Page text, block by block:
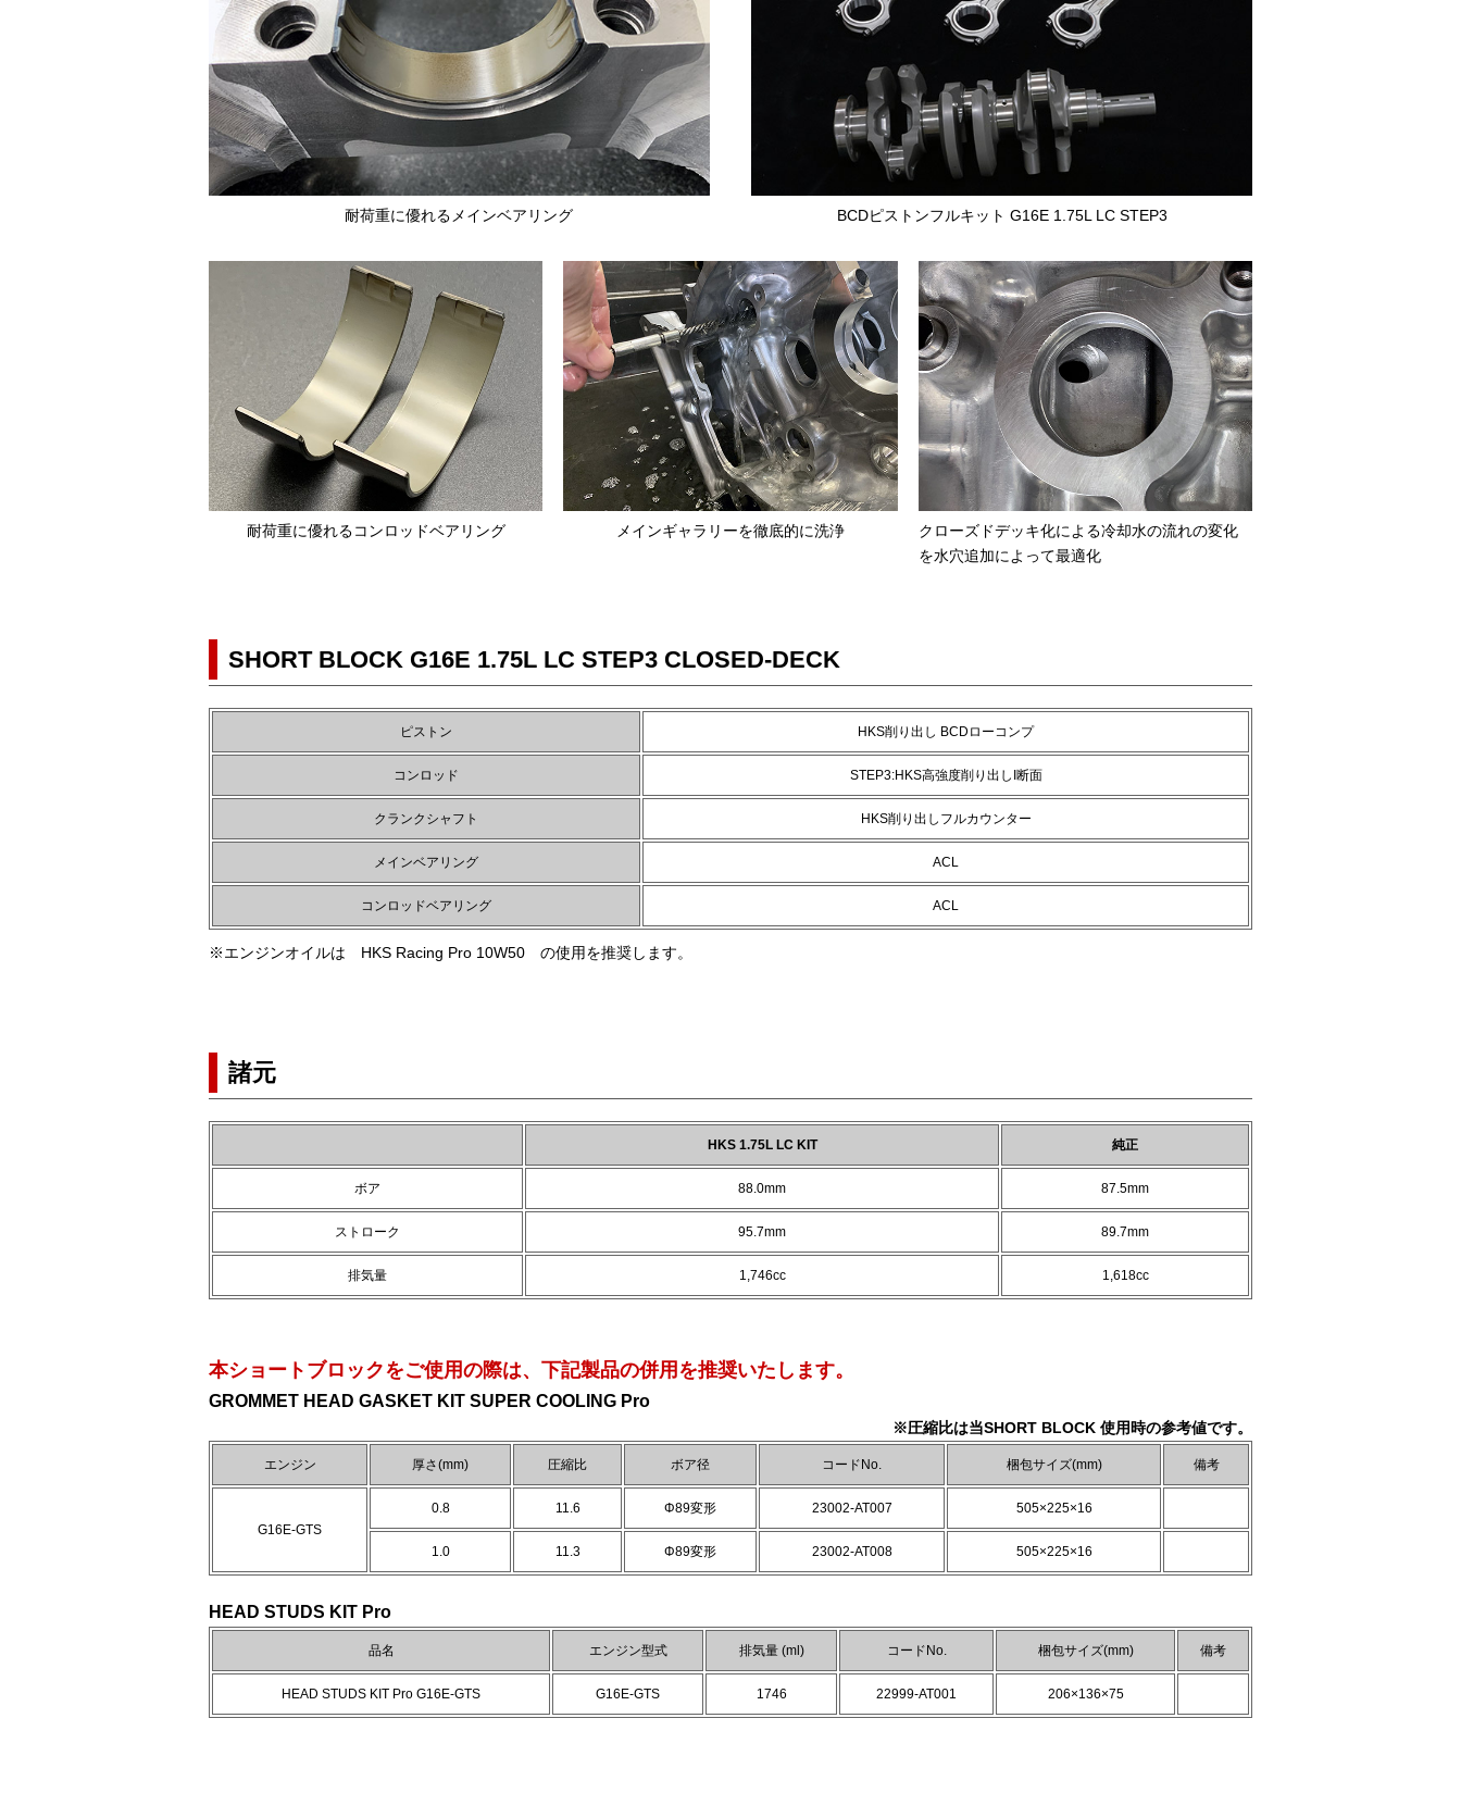
耐荷重に優れるメインベアリング BCDピストンフルキット G16E 1.75L LC STEP3
耐荷重に優れるコンロッドベアリング メインギャラリーを徹底的に洗浄
クローズドデッキ化による冷却水の流れの変化
を水穴追加によって最適化
SHORT BLOCK G16E 1.75L LC STEP3 CLOSED-DECK
ピストン HKS削り出し BCDローコンプ
コンロッド STEP3:HKS高強度削り出しI断面
クランクシャフト HKS削り出しフルカウンター
メインベアリング ACL
コンロッドベアリング ACL
※エンジンオイルは HKS Racing Pro 10W50 の使用を推奨します。
諸元
HKS 1.75L LC KIT 純正
ボア 88.0mm 87.5mm
ストローク 95.7mm 89.7mm
排気量 1,746cc 1,618cc
本ショートブロックをご使用の際は、下記製品の併用を推奨いたします。
GROMMET HEAD GASKET KIT SUPER COOLING Pro
※圧縮比は当SHORT BLOCK 使用時の参考値です。
エンジン 厚さ(mm) 圧縮比 ボア径 コードNo. 梱包サイズ(mm) 備考
G16E-GTS
0.8 11.6 Φ89変形 23002-AT007 505×225×16
1.0 11.3 Φ89変形 23002-AT008 505×225×16
HEAD STUDS KIT Pro
品名 エンジン型式 排気量 (ml) コードNo. 梱包サイズ(mm) 備考
HEAD STUDS KIT Pro G16E-GTS G16E-GTS 1746 22999-AT001 206×136×75